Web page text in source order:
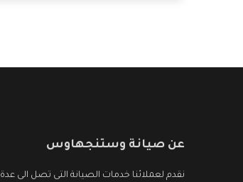
عن صيانة وستنجهاوس
نقدم لعملائنا خدمات الصيانة التى تصل الى عدة